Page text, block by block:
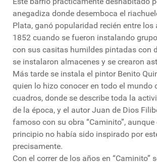
anegadiza donde desemboca el
Plata, ganó popularidad recién entre los
1852 cuando se fueron instalando
con sus casitas humildes pintadas con
se instalaron almacenes y se crearon
Más tarde se instala el pintor Benito
quien lo hizo conocer en todo el mundo
cuadros, donde se describe toda la
de la época, y el autor Juan de Dios
famoso con su obra “Caminito”, aunque
principio no había sido inspirado por
precisamente.
Con el correr de los años en “Caminito”